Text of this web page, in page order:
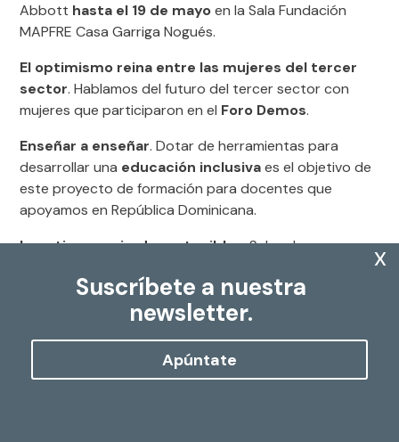
Abbott hasta el 19 de mayo en la Sala Fundación
MAPFRE Casa Garriga Nogués.
El optimismo reina entre las mujeres del tercer
sector. Hablamos del futuro del tercer sector con
mujeres que participaron en el Foro Demos.
Enseñar a enseñar. Dotar de herramientas para
desarrollar una educación inclusiva es el objetivo de
este proyecto de formación para docentes que
apoyamos en República Dominicana.
Invertir con mirada sostenible. ¿Sabes lo que
contamos.
Conferencia ¿de la visión cero al Objetivo Cero?
liderazgo en la mejora de la seguridad vial. De la
mano de expertos en seguridad vial nacionales e
Suscríbete a nuestra
newsletter.
Apúntate
x